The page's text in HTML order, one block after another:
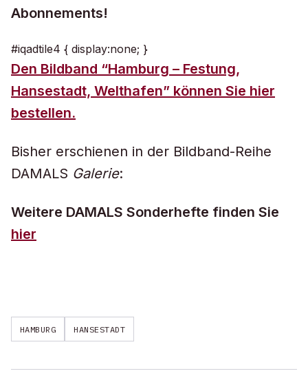
Abonnements!
#iqadtile4 { display:none; }
Den Bildband “Hamburg – Festung,
Hansestadt, Welthafen” können Sie hier
bestellen.
Bisher erschienen in der Bildband-Reihe
DAMALS Galerie:
Weitere DAMALS Sonderhefte finden Sie
hier
HAMBURG HANSESTADT